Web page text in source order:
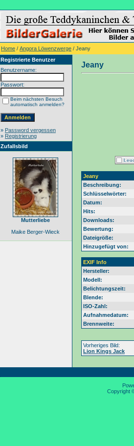
Home / Angora Löwenzwerge / Jeany
Registrierte Benutzer
Benutzername:
Passwort:
Beim nächsten Besuch
automatisch anmelden?
» Password vergessen
» Registrierung
Zufallsbild
Mutterliebe
Maike Berger-Wieck
Jeany
Jeany
Beschreibung:
Schlüsselwörter:
Datum:
Hits:
Downloads:
Bewertung:
Dateigröße:
Hinzugefügt von:
EXIF Info
Hersteller:
Modell:
Belichtungszeit:
Blende:
ISO-Zahl:
Aufnahmedatum:
Brennweite:
Vorheriges Bild:
Lion Kings Jack
Copyright